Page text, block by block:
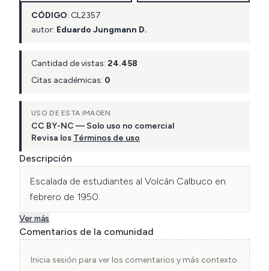
CÓDIGO: CL2357
autor: Eduardo Jungmann D.
Cantidad de vistas: 24.458
Citas académicas: 0
USO DE ESTA IMAGEN
CC BY-NC — Solo uso no comercial
Revisa los Términos de uso
Descripción
Escalada de estudiantes al Volcán Calbuco en
febrero de 1950.
Ver más
Comentarios de la comunidad
Inicia sesión para ver los comentarios y más contexto.